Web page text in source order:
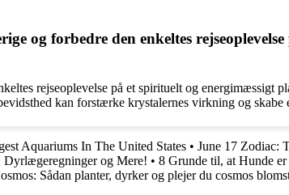
og forbedre den enkeltes
rejseoplevelse på et spirituelt og energimæssigt
kan forstærke krystalernes virkning og
Aquariums In The United States • June 17 Zodiac:
Dyrlægeregninger og Mere! • 8 Grunde til, at Hunde
Sådan planter, dyrker og plejer du cosmos